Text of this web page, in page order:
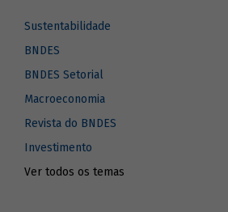
Sustentabilidade
BNDES
BNDES Setorial
Macroeconomia
Revista do BNDES
Investimento
Ver todos os temas